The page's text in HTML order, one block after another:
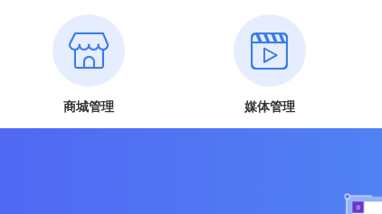
商城管理 媒体管理